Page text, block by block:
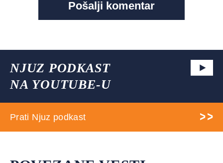
NJUZ PODKAST
NA YOUTUBE-U
Prati Njuz podkast